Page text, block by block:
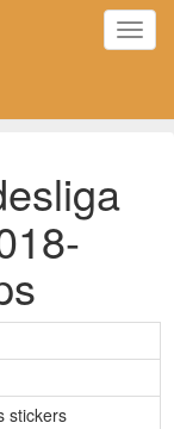
stickers